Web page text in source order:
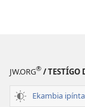
JW.ORG® / TESTÍGO
Ekambia ipínta